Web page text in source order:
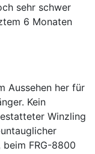
sehr schwer
6 Monaten
Aussehen her für
Kein
Winzling
FRG-8800